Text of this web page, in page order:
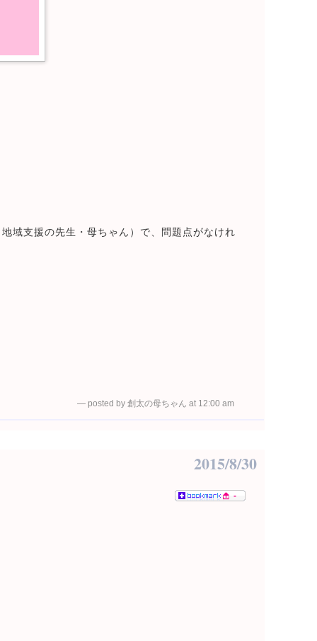
域支援の先生・母ちゃん）で、問題点がなけれ
— posted by 創太の母ちゃん at 12:00 am
2015/8/30
-